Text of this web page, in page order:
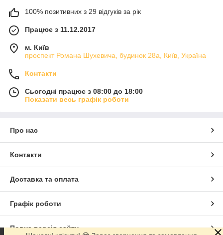
100% позитивних з 29 відгуків за рік
Працює з 11.12.2017
м. Київ
проспект Романа Шухевича, будинок 28а, Київ, Україна
Контакти
Сьогодні працює з 08:00 до 18:00
Показати весь графік роботи
Про нас
Контакти
Доставка та оплата
Графік роботи
Повна версія сайту